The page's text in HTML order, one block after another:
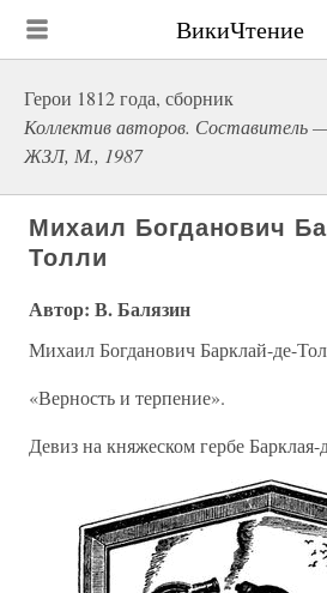
ВикиЧтение
Герои 1812 года, сборник
Коллектив авторов. Составитель
ЖЗЛ, М., 1987
Михаил Богданович
Толли
Автор: В. Балязин
Михаил Богданович Барклай-де-
«Верность и терпение».
Девиз на княжеском гербе Барклая-